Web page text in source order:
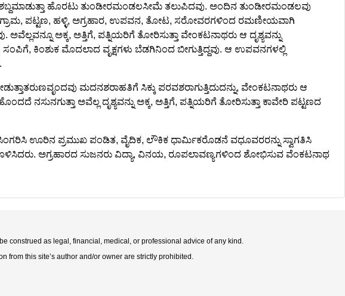
ಹೊರಟು ತುಂಡೀರಮಂಡಲಸೀಮೆ ತಲುಪಿದವು. ಅಂದಿನ ತುಂಡೀರಮಂಡಲವು
ಗ್ರಾಮ, ಪಟ್ಟಣ, ಹಳ್ಳಿ, ಅಗ್ರಹಾರ, ಉಪವನ, ತೋಟ, ಸರೋವರಗಳಿಂದ ರಮಣೀಯವಾಗಿ
ಅಕ್ಕ, ಅತ್ತಿಗೆ, ಪತ್ನಿಯರಿಗೆ ತೋರಿಸುತ್ತಾ ವೇಂಕಟನಾಥರು ಆ ದೃಶ್ಯವನ್ನು
ಕಿಂಶುಕ ಮೊದಲಾದ ವೃಕ್ಷಗಳು ಬೆಡಗಿನಿಂದ ಬೀಗುತ್ತಿದ್ದವು. ಆ ಉಪವನಗಳಲ್ಲಿ
ಮದನಶರಾಹತಿಗೆ ಸಿಕ್ಕು ಪರವಶರಾಗುತ್ತಿದುದನ್ನು, ವೇಂಕಟನಾಥರು ಆ
ನಸುನಗುತ್ತಾ ಅವೆಲ್ಲ ದೃಶ್ಯವನ್ನು ಅಕ್ಕ, ಅತ್ತಿಗೆ, ಪತ್ನಿಯರಿಗೆ ತೋರಿಸುತ್ತಾ ಕಾವೇರಿ ಪಟ್ಟಣದ
ಊರಿನ ಪ್ರಮುಖ ಪಂಡಿತ, ವೈದಿಕ, ಲೌಕಿಕ ಧಾರ್ಮಿಕರೊಡನೆ ವಧೂವರರನ್ನು ಸ್ವಾಗತಿಸಿ
ಅಗ್ರಹಾರದ ಸುಜನರು ವಿದ್ಯಾ, ವಿನಯ, ರೂಪಲಾವಣ್ಯಗಳಿಂದ ಶೋಭಿಸುವ ವೆಂಕಟನಾಥ
construed as legal, financial, medical, or professional advice of any kind.
from this site’s author and/or owner are strictly prohibited.